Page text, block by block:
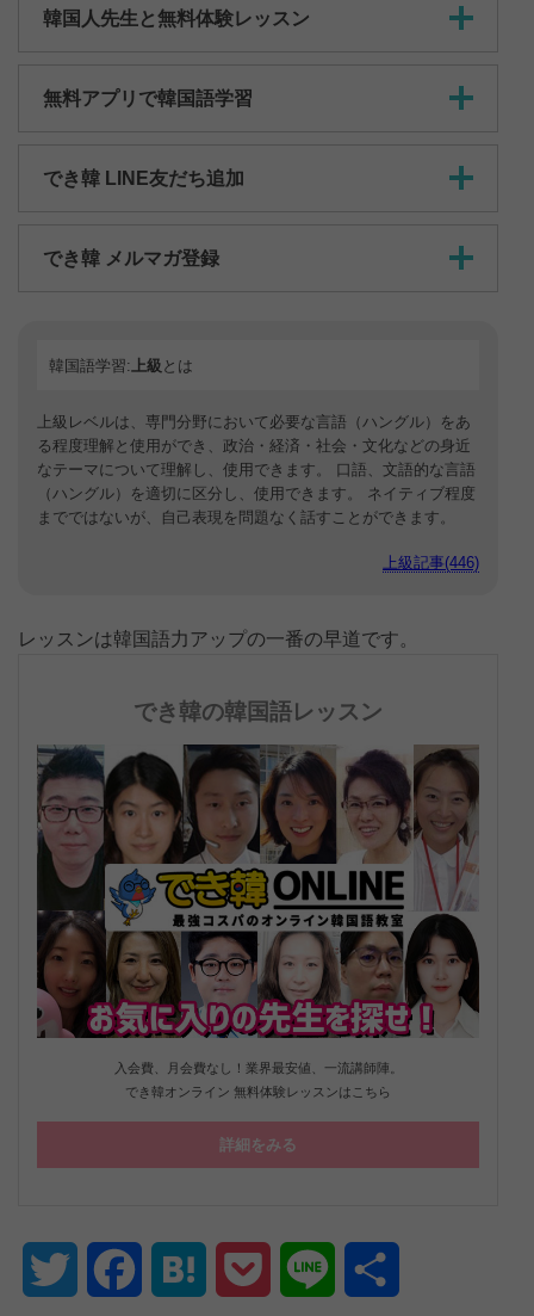
韓国人先生と無料体験レッスン
無料アプリで韓国語学習
でき韓 LINE友だち追加
でき韓 メルマガ登録
韓国語学習: 上級 とは
上級レベルは、専門分野において必要な言語（ハングル）をあ
る程度理解と使用ができ、政治・経済・社会・文化などの身近
なテーマについて理解し、使用できます。 口語、文語的な言語
（ハングル）を適切に区分し、使用できます。 ネイティブ程度
までではないが、自己表現を問題なく話すことができます。
上級記事(446)
レッスンは韓国語力アップの一番の早道です。
でき韓の韓国語レッスン
入会費、月会費なし！業界最安値、一流講師陣。
でき韓オンライン 無料体験レッスンはこちら
詳細をみる
Twitter FacebookHatena Pocket Line